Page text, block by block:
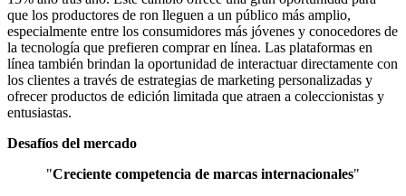
que los productores de ron lleguen a un público más amplio,
especialmente entre los consumidores más jóvenes y conocedores de
la tecnología que prefieren comprar en línea. Las plataformas en
línea también brindan la oportunidad de interactuar directamente con
los clientes a través de estrategias de marketing personalizadas y
ofrecer productos de edición limitada que atraen a coleccionistas y
entusiastas.
Desafíos del mercado
"Creciente competencia de marcas internacionales"